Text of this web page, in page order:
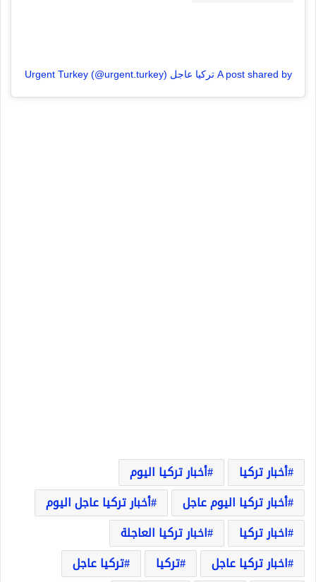
A post shared by تركيا عاجل Urgent Turkey (@urgent.turkey)
أخبار تركيا
أخبار تركيا اليوم
أخبار تركيا اليوم عاجل
أخبار تركيا عاجل اليوم
اخبار تركيا
اخبار تركيا العاجلة
اخبار تركيا عاجل
تركيا
تركيا عاجل